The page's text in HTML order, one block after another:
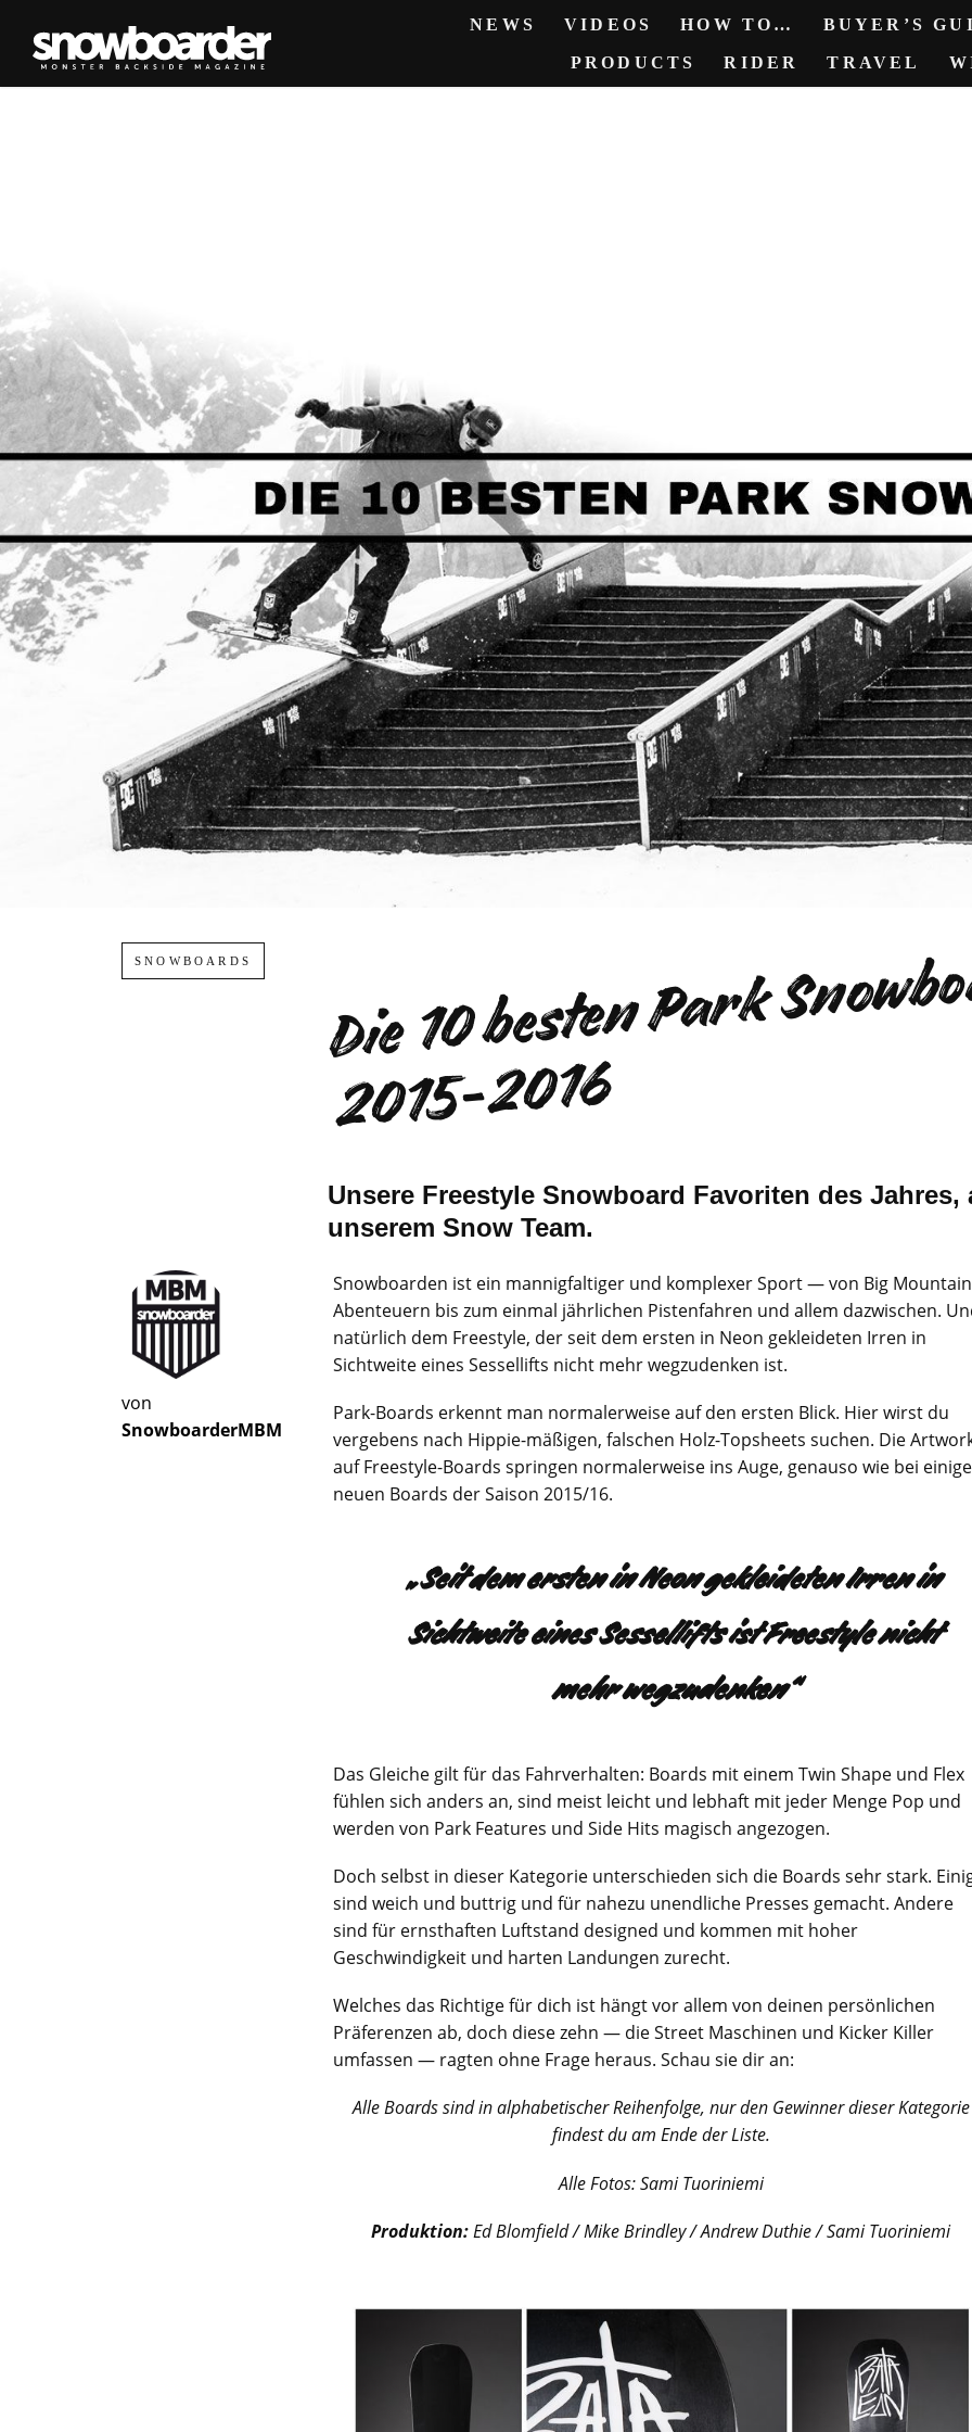
NEWS VIDEOS HOW TO… BUYER’S
PRODUCTS RIDER TRAVEL
SNOWBOARDS
6
Unsere Freestyle Snowboard Favoriten des
unserem Snow Team.
von
SnowboarderMBM
Snowboarden ist ein mannigfaltiger und komplexer Sport — von Big Mountain
Abenteuern bis zum einmal jährlichen Pistenfahren und allem dazwischen.
natürlich dem Freestyle, der seit dem ersten in Neon gekleideten Irren in
Sichtweite eines Sessellifts nicht mehr wegzudenken ist.
Park-Boards erkennt man normalerweise auf den ersten Blick. Hier wirst du
vergebens nach Hippie-mäßigen, falschen Holz-Topsheets suchen. Die
auf Freestyle-Boards springen normalerweise ins Auge, genauso wie bei
neuen Boards der Saison 2015/16.
„Seit dem ersten in Neon gekleideten Irren in
Sichtweite eines Sessellifts ist Freestyle nicht
mehr wegzudenken“
Das Gleiche gilt für das Fahrverhalten: Boards mit einem Twin Shape und Flex
fühlen sich anders an, sind meist leicht und lebhaft mit jeder Menge Pop und
werden von Park Features und Side Hits magisch angezogen.
Doch selbst in dieser Kategorie unterschieden sich die Boards sehr stark.
sind weich und buttrig und für nahezu unendliche Presses gemacht. Andere
sind für ernsthaften Luftstand designed und kommen mit hoher
Geschwindigkeit und harten Landungen zurecht.
Welches das Richtige für dich ist hängt vor allem von deinen persönlichen
Präferenzen ab, doch diese zehn — die Street Maschinen und Kicker Killer
umfassen — ragten ohne Frage heraus. Schau sie dir an:
Alle Boards sind in alphabetischer Reihenfolge, nur den Gewinner dieser Kategorie
findest du am Ende der Liste.
Alle Fotos: Sami Tuoriniemi
Produktion:Ed Blomfield / Mike Brindley / Andrew Duthie / Sami Tuoriniemi